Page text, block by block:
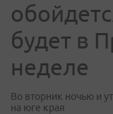
будет в
неделе
Во вторник ночью и
на юге края